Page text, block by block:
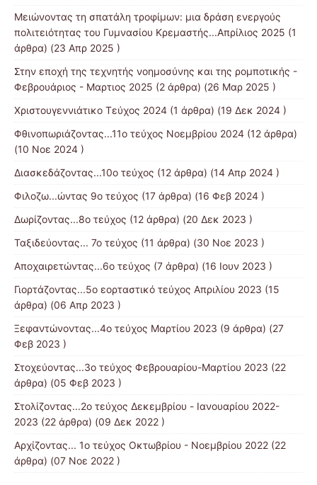
Μειώνοντας τη σπατάλη τροφίμων: μια δράση ενεργούς
πολιτειότητας του Γυμνασίου Κρεμαστής...Απρίλιος 2025 (1
άρθρα) (23 Απρ 2025 )
Στην εποχή της τεχνητής νοημοσύνης και της ρομποτικής -
Φεβρουάριος - Μαρτιος 2025 (2 άρθρα) (26 Μαρ 2025 )
Χριστουγεννιάτικο Τεύχος 2024 (1 άρθρα) (19 Δεκ 2024 )
Φθινοπωριάζοντας...11ο τεύχος Νοεμβρίου 2024 (12 άρθρα)
(10 Νοε 2024 )
Διασκεδάζοντας...10ο τεύχος (12 άρθρα) (14 Απρ 2024 )
Φιλοζω...ώντας 9ο τεύχος (17 άρθρα) (16 Φεβ 2024 )
Δωρίζοντας...8ο τεύχος (12 άρθρα) (20 Δεκ 2023 )
Ταξιδεύοντας... 7ο τεύχος (11 άρθρα) (30 Νοε 2023 )
Αποχαιρετώντας...6ο τεύχος (7 άρθρα) (16 Ιουν 2023 )
Γιορτάζοντας...5ο εορταστικό τεύχος Απριλίου 2023 (15
άρθρα) (06 Απρ 2023 )
Ξεφαντώνοντας...4ο τεύχος Μαρτίου 2023 (9 άρθρα) (27
Φεβ 2023 )
Στοχεύοντας...3ο τεύχος Φεβρουαρίου-Μαρτίου 2023 (22
άρθρα) (05 Φεβ 2023 )
Στολίζοντας...2ο τεύχος Δεκεμβρίου - Ιανουαρίου 2022-
2023 (22 άρθρα) (09 Δεκ 2022 )
Αρχίζοντας... 1ο τεύχος Οκτωβρίου - Νοεμβρίου 2022 (22
άρθρα) (07 Νοε 2022 )